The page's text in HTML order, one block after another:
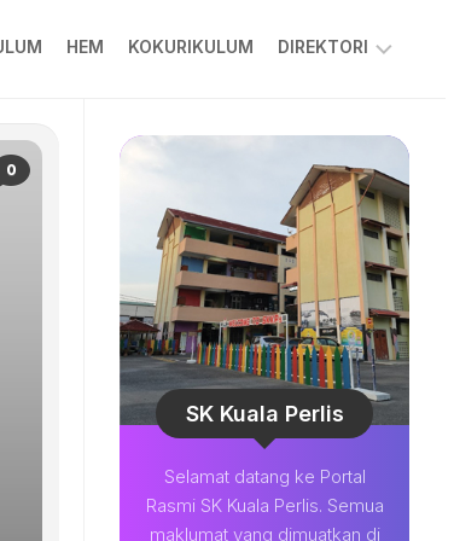
HEM KOKURIKULUM DIREKTORI
PIBG
COLARIAN
CHANNEL
MUAT
TURUN
BESTARI
SOALAN
LAZIM
0
SK Kuala Perlis
Selamat datang ke Portal
Rasmi SK Kuala Perlis. Semua
maklumat yang dimuatkan di